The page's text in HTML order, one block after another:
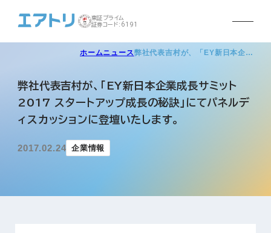
東証プライム
証券コード:6191
ホームニュース弊社代表吉村が、「EY新日本企…
弊社代表吉村が、「EY新日本企業成長サミット
2017 スタートアップ成長の秘訣」にてパネルデ
ィスカッションに登壇いたします。
2017.02.24 企業情報